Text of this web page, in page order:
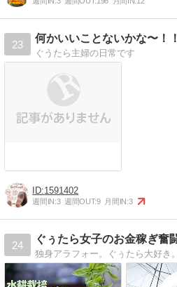
23
何かいいことないかな〜！
ぐうたら主婦の日常です
1591402
週間IN:3 週間OUT:9 月間IN:3
24
ぐぅたら女子のお金稼ぎ奮